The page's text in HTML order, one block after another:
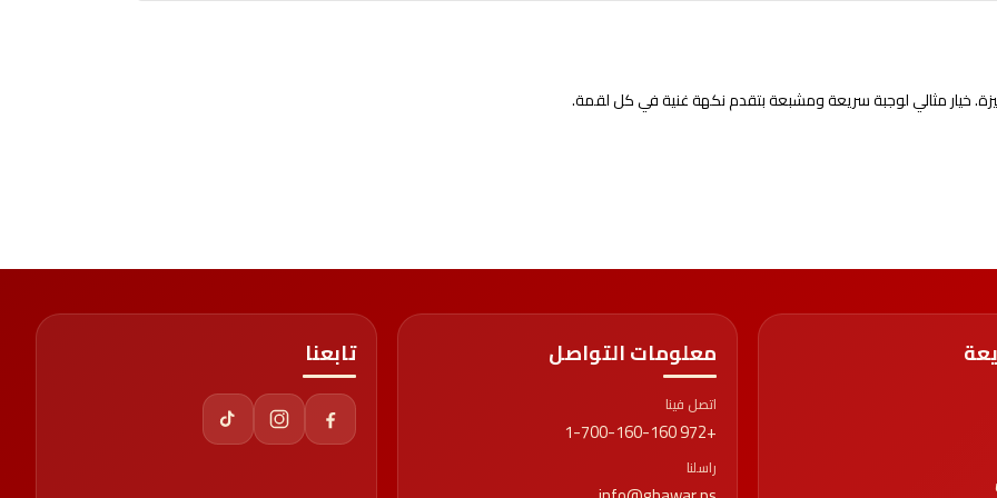
خيار مثالي لوجبة سريعة ومشبعة بتقدم نكهة غنية في كل لقمة.
معلومات التواصل
اتصل فينا
+972 1-700-160-160
راسلنا
تابعنا